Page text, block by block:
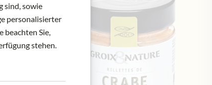
sind, sowie
personalisierter
beachten Sie,
stehen.